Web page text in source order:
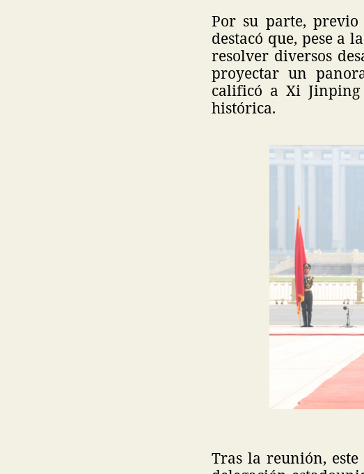
Por su parte,
destacó que, pese a
resolver diversos
proyectar un
calificó a Xi
histórica.
Tras la reunión,